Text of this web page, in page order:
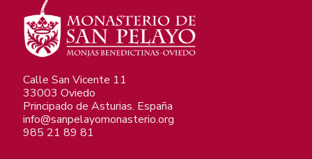
Calle San Vicente 11
33003 Oviedo
Principado de Asturias. España
info@sanpelayomonasterio.org
985 21 89 81